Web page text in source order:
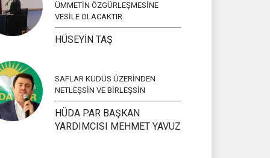
ÜMMETİN ÖZGÜRLEŞMESİNE
VESİLE OLACAKTIR
HÜSEYİN TAŞ
SAFLAR KUDÜS ÜZERİNDEN
NETLEŞSİN VE BİRLEŞSİN
HÜDA PAR BAŞKAN
YARDIMCISI MEHMET YAVUZ